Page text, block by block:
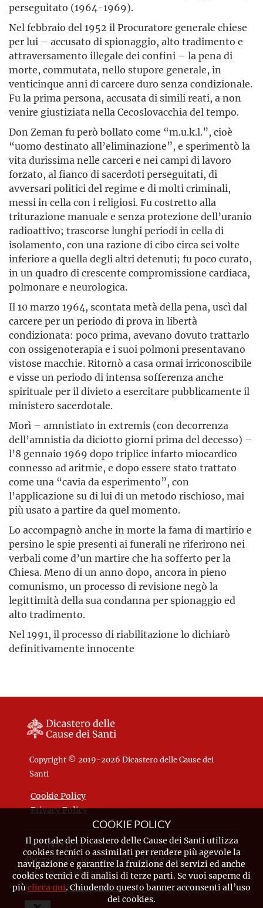
perseguitato (1964-1969).
Nel febbraio del 1952 il Procuratore generale chiese
per lui – accusato di spionaggio, alto tradimento e
attraversamento illegale dei confini – la pena di
morte, commutata, nello stupore generale, in
venticinque anni di carcere duro senza condizionale.
Fu la prima persona, accusata di simili reati, a non
venire giustiziata nella Cecoslovacchia del tempo.
Don Zeman fu però bollato come “m.u.k.l.”, cioè
“uomo destinato all’eliminazione”, e sperimentò la
vita durissima nelle carceri e nei campi di lavoro
forzato, al fianco di sacerdoti perseguitati, di
avversari politici del regime e di molti criminali,
messi in cella con i religiosi. Fu costretto alla
triturazione manuale e senza protezione dell’uranio
radioattivo; trascorse lunghi periodi in cella di
isolamento, con una razione di cibo circa sei volte
inferiore a quella degli altri detenuti; fu poco curato,
in un quadro di crescente compromissione cardiaca,
polmonare e neurologica.
Il 10 marzo 1964, scontata metà della pena, uscì dal
carcere per un periodo di prova in libertà
condizionata: poco prima, avevano dovuto trattarlo
con ossigenoterapia e i suoi polmoni presentavano
vistose macchie. Ritornò a casa ormai irriconoscibile
e visse un periodo di intensa sofferenza anche
spirituale per il divieto a esercitare pubblicamente il
ministero sacerdotale.
Morì – amnistiato in extremis (con decorrenza
dell’amnistia da diciotto giorni prima del decesso) –
l’8 gennaio 1969 dopo triplice infarto miocardico
connesso ad aritmie, e dopo essere stato trattato
come una “cavia da esperimento”, con
l’applicazione su di lui di un metodo rischioso, mai
più usato a partire da quel momento.
Lo accompagnò anche in morte la fama di martirio e
persino le spie presenti ai funerali ne riferirono nei
verbali come d’un martire che ha sofferto per la
Chiesa. Meno di un anno dopo, ancora in pieno
comunismo, un processo di revisione negò la
legittimità della sua condanna per spionaggio ed
alto tradimento.
Nel 1991, il processo di riabilitazione lo dichiarò
definitivamente innocente
Copyright © 2019-2026 Dicastero delle Cause dei
Santi
Cookie Policy
Privacy Policy
CONTATTI
Piazza Pio XII, 10 - 00120 Città del Vaticano
Tel. +39.06.698.842.44
Emailinfo@causesanti.va
COOKIE POLICY
Il portale del Dicastero delle Cause dei Santi utilizza
cookies tecnici o assimilati per rendere più agevole la
navigazione e garantire la fruizione dei servizi ed anche
cookies tecnici e di analisi di terze parti. Se vuoi saperne di
piùclicca qui. Chiudendo questo banner acconsenti all’uso
dei cookies.